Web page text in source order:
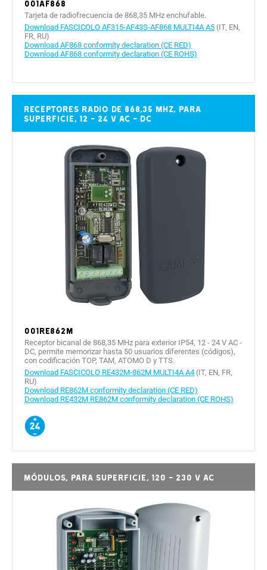
001AF868
Tarjeta de radiofrecuencia de 868,35 MHz enchufable.
Download FASCICOLO AF315-AF43S-AF868 MULTI4A A5 (IT, EN,
FR, RU)
Download AF868 conformity declaration (CE RED)
Download AF868 conformity declaration (CE ROHS)
Receptores radio de 868,35 MHz, para
superficie, 12 - 24 V AC - DC
001RE862M
Receptor bicanal de 868,35 MHz para exterior IP54, 12 - 24 V AC -
DC, permite memorizar hasta 50 usuarios diferentes (códigos),
con codificación TOP, TAM, ATOMO D y TTS.
Download FASCICOLO RE432M-862M MULTI4A A4 (IT, EN, FR,
RU)
Download RE862M conformity declaration (CE RED)
Download RE432M RE862M conformity declaration (CE ROHS)
Módulos, para superficie, 120 - 230 V AC